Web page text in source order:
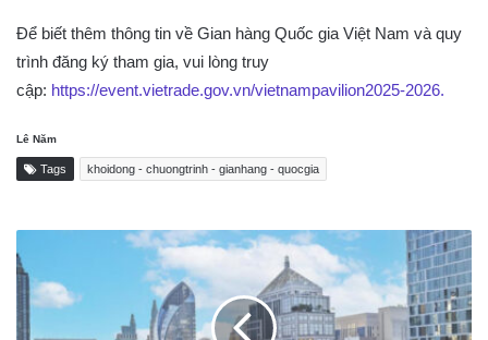
Để biết thêm thông tin về Gian hàng Quốc gia Việt Nam và quy
trình đăng ký tham gia, vui lòng truy
cập: https://event.vietrade.gov.vn/vietnampavilion2025-2026.
Lê Năm
Tags khoidong - chuongtrinh - gianhang - quocgia